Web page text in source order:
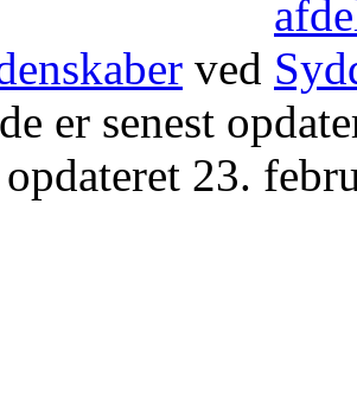
ved
er senest
opdateret 23.